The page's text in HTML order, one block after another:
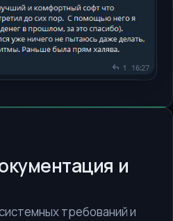
и
требований и